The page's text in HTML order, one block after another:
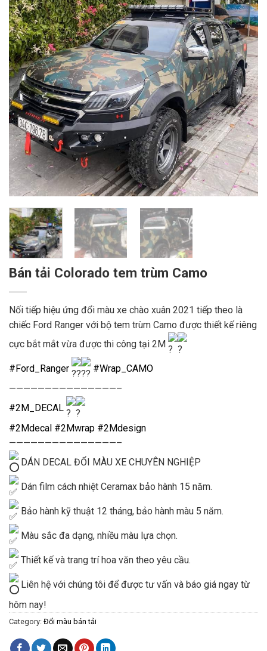
Bán tải Colorado tem trùm Camo
Nối tiếp hiệu ứng đổi màu xe chào xuân 2021 tiếp theo là
chiếc Ford Ranger với bộ tem trùm Camo được thiết kế riêng
cực bắt mắt vừa được thi công tại 2M
#Ford_Ranger
#Wrap_CAMO
———————————————–
#2M_DECAL
#2Mdecal #2Mwrap #2Mdesign
———————————————–
DÁN DECAL ĐỔI MÀU XE CHUYÊN NGHIỆP
Dán film cách nhiệt Ceramax bảo hành 15 năm.
Bảo hành kỹ thuật 12 tháng, bảo hành màu 5 năm.
Màu sắc đa dạng, nhiều màu lựa chọn.
Thiết kế và trang trí hoa văn theo yêu cầu.
Liên hệ với chúng tôi để được tư vấn và báo giá ngay từ
hôm nay!
Category: Đổi màu bán tải